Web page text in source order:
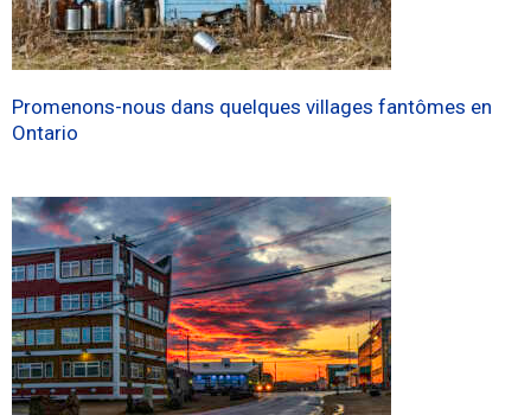
Promenons-nous dans quelques villages fantômes en
Ontario